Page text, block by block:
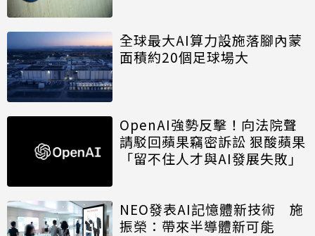
全球最大AI算力設施落腳內蒙
面積約20個足球場大
OpenAI強勢反擊！向法院聲
請駁回蘋果竊密訴訟 狠酸蘋果
「留不住人才與AI發展失敗」
NEO發表AI記憶體新技術 施
振榮：帶來半導體新可能